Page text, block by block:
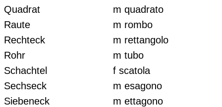
Quadrat
m quadrato
Raute
m rombo
Rechteck
m rettangolo
Rohr
m tubo
Schachtel
f scatola
Sechseck
m esagono
Siebeneck
m ettagono